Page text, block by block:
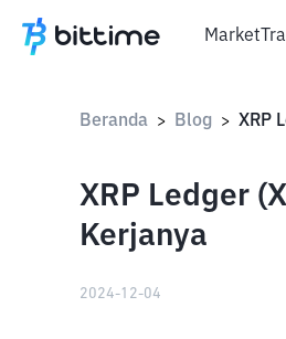
Market
Beranda > Blog >
XRP Ledger
Kerjanya
2024-12-04